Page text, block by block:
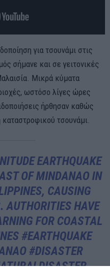
για τσουνάμι στις
σήμανε και σε γειτονικές
Μικρά κύματα
ωστόσο λίγες ώρες
ήρθησαν καθώς
τσουνάμι.
EARTHQUAKE
OF MINDANAO IN
CAUSING
AUTHORITIES HAVE
FOR COASTAL
#EARTHQUAKE
#DISASTER
…